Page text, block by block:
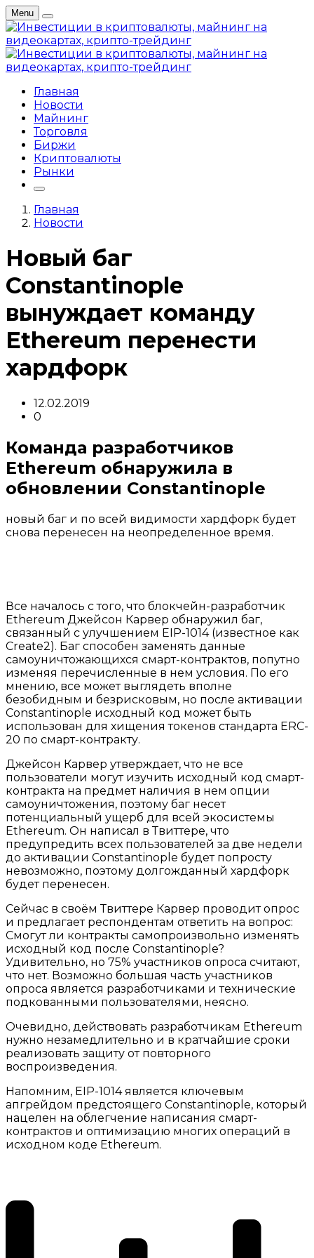
Menu
Главная
Новости
Майнинг
Торговля
Биржи
Криптовалюты
Рынки
Главная
Новости
Новый баг
Constantinople
вынуждает команду
Ethereum перенести
хардфорк
12.02.2019
0
Команда разработчиков
Ethereum обнаружила в
обновлении Constantinople
новый баг и по всей видимости хардфорк будет
снова перенесен на неопределенное время.
Все началось с того, что блокчейн-разработчик
Ethereum Джейсон Карвер обнаружил баг,
связанный с улучшением EIP-1014 (известное как
Create2). Баг способен заменять данные
самоуничтожающихся смарт-контрактов, попутно
изменяя перечисленные в нем условия. По его
мнению, все может выглядеть вполне
безобидным и безрисковым, но после активации
Constantinople исходный код может быть
использован для хищения токенов стандарта ERC-
20 по смарт-контракту.
Джейсон Карвер утверждает, что не все
пользователи могут изучить исходный код смарт-
контракта на предмет наличия в нем опции
самоуничтожения, поэтому баг несет
потенциальный ущерб для всей экосистемы
Ethereum. Он написал в Твиттере, что
предупредить всех пользователей за две недели
до активации Constantinople будет попросту
невозможно, поэтому долгожданный хардфорк
будет перенесен.
Сейчас в своём Твиттере Карвер проводит опрос
и предлагает респондентам ответить на вопрос:
Смогут ли контракты самопроизвольно изменять
исходный код после Constantinople?
Удивительно, но 75% участников опроса считают,
что нет. Возможно большая часть участников
опроса является разработчиками и технические
подкованными пользователями, неясно.
Очевидно, действовать разработчикам Ethereum
нужно незамедлительно и в кратчайшие сроки
реализовать защиту от повторного
воспроизведения.
Напомним, EIP-1014 является ключевым
апгрейдом предстоящего Constantinople, который
нацелен на облегчение написания смарт-
контрактов и оптимизацию многих операций в
исходном коде Ethereum.